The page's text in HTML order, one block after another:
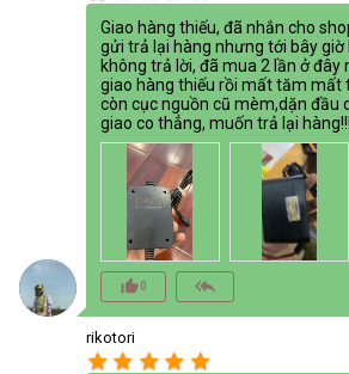
Giao hàng thiếu, đã nhắn cho
gửi trả lại hàng nhưng tới bây giờ
không trả lời, đã mua 2 lần ở đây
giao hàng thiếu rồi mất tăm mất
còn cục nguồn cũ mèm,dặn đầu
giao co thẳng, muốn trả lại hàng!!!
thumb_up_alt0 reply_all
rikotori
star star star star star